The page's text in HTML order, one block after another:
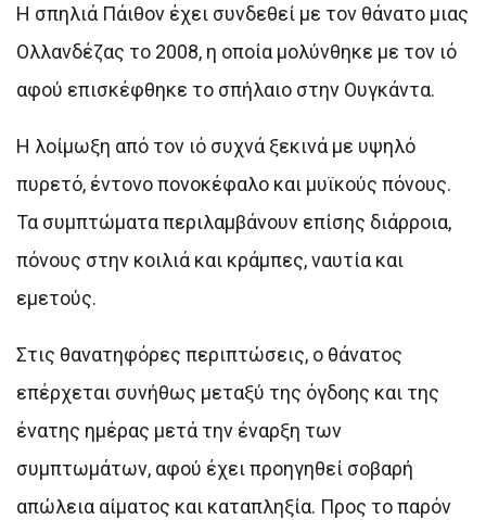
Η σπηλιά Πάιθον έχει συνδεθεί με τον θάνατο μιας
Ολλανδέζας το 2008, η οποία μολύνθηκε με τον ιό
αφού επισκέφθηκε το σπήλαιο στην Ουγκάντα.
Η λοίμωξη από τον ιό συχνά ξεκινά με υψηλό
πυρετό, έντονο πονοκέφαλο και μυϊκούς πόνους.
Τα συμπτώματα περιλαμβάνουν επίσης διάρροια,
πόνους στην κοιλιά και κράμπες, ναυτία και
εμετούς.
Στις θανατηφόρες περιπτώσεις, ο θάνατος
επέρχεται συνήθως μεταξύ της όγδοης και της
ένατης ημέρας μετά την έναρξη των
συμπτωμάτων, αφού έχει προηγηθεί σοβαρή
απώλεια αίματος και καταπληξία. Προς το παρόν